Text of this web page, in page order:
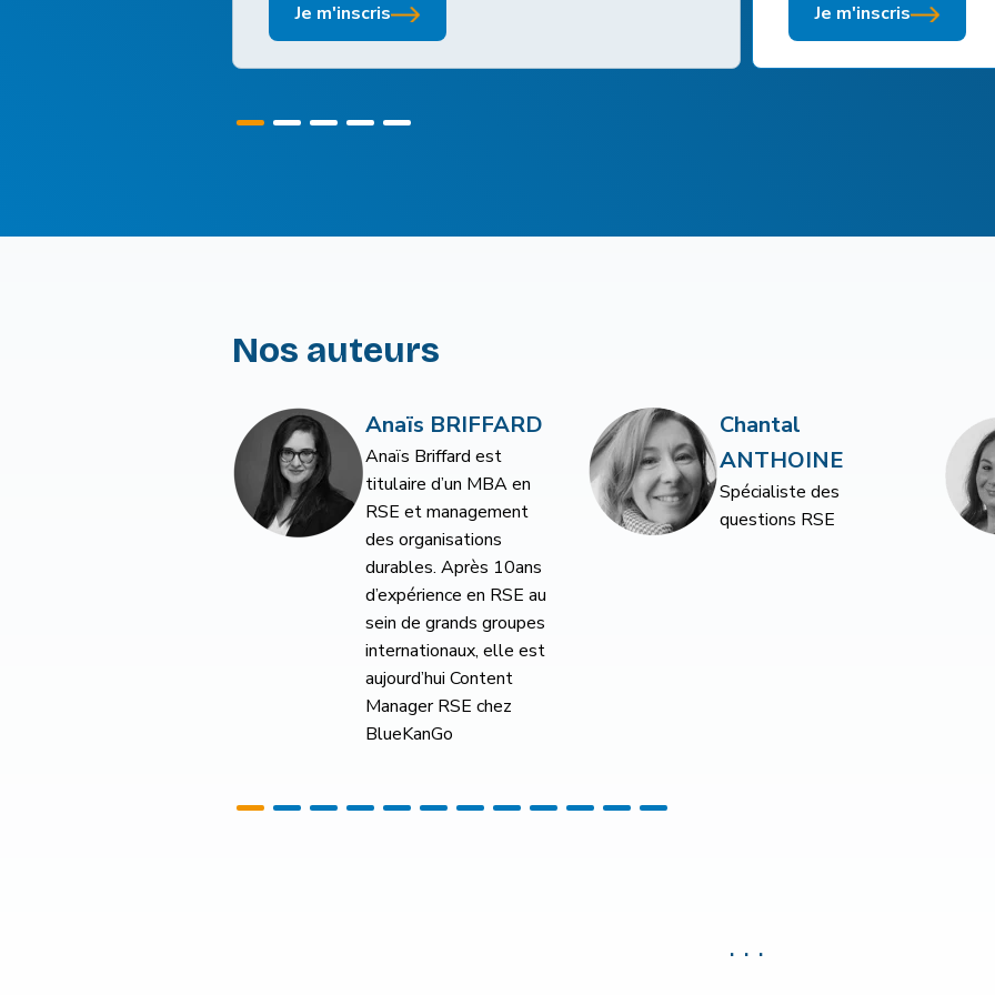
Je m'inscris
Nos auteurs
Chantal
ANTHOINE
Spécialiste des
questions RSE
Emilie Gravière
Marketing Lead
Manager
. . .